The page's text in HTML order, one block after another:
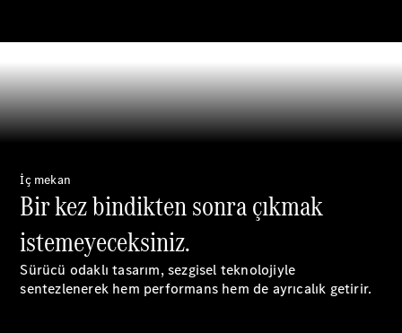
Tüm SUV
EQA
Elektrik
GLA
GLB
GLB Yeni
GLC Elektrik
GLC Coupé
GLE
GLE Coupé
İç mekan
Bir kez bindikten sonra çıkmak
istemeyeceksiniz.
Sürücü odaklı tasarım, sezgisel teknolojiyle
sentezlenerek hem performans hem de ayrıcalık getirir.